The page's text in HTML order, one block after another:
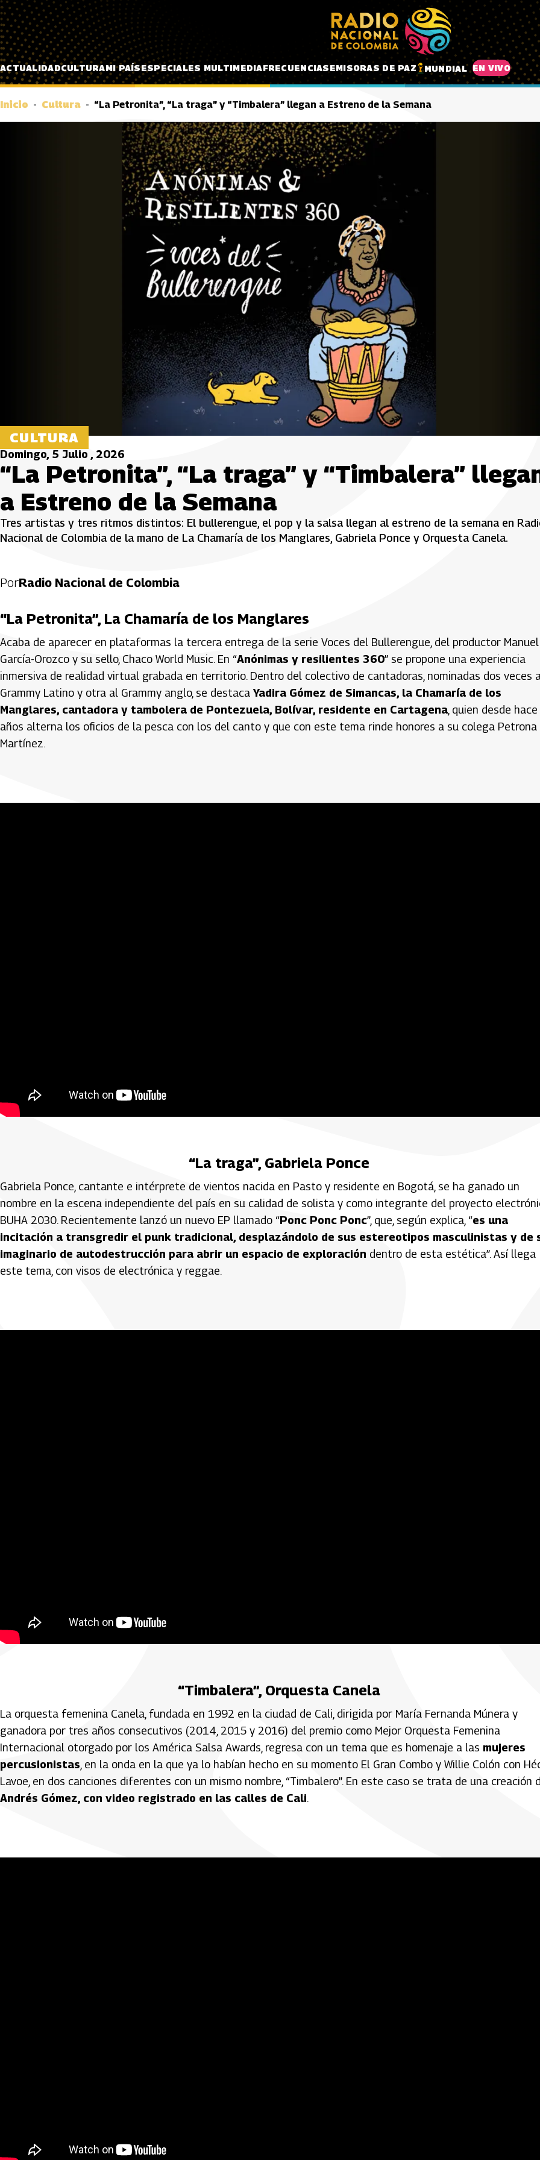
Pasar al contenido principal
ACTUALIDADCULTURAMI PAÍSESPECIALES MULTIMEDIAFRECUENCIASEMISORAS DE PAZ MUNDIAL EN VIVO
Inicio Cultura “La Petronita”, “La traga” y “Timbalera” llegan a Estreno de la Semana
CULTURA
Domingo, 5 Julio , 2026
“La Petronita”, “La traga” y “Timbalera”
a Estreno de la Semana
Tres artistas y tres ritmos distintos: El bullerengue, el pop y la salsa llegan al estreno de la semana en
Nacional de Colombia de la mano de La Chamaría de los Manglares, Gabriela Ponce y Orquesta Canela.
PorRadio Nacional de Colombia
“La Petronita”, La Chamaría de los Manglares
Acaba de aparecer en plataformas la tercera entrega de la serie Voces del Bullerengue, del productor Manuel
García-Orozco y su sello, Chaco World Music. En “Anónimas y resilientes 360” se propone una experiencia
inmersiva de realidad virtual grabada en territorio. Dentro del colectivo de cantadoras, nominadas dos veces
Grammy Latino y otra al Grammy anglo, se destacaYadira Gómez de Simancas, la Chamaría de los
Manglares, cantadora y tambolera de Pontezuela, Bolívar, residente en Cartagena , quien desde hace
años alterna los oficios de la pesca con los del canto y que con este tema rinde honores a su colega Petrona
Martínez.
“La traga”, Gabriela Ponce
Gabriela Ponce, cantante e intérprete de vientos nacida en Pasto y residente en Bogotá, se ha ganado un
nombre en la escena independiente del país en su calidad de solista y como integrante del proyecto
BUHA 2030. Recientemente lanzó un nuevo EP llamado “Ponc Ponc Ponc”, que, según explica, “es una
incitación a transgredir el punk tradicional, desplazándolo de sus estereotipos masculinistas y de
imaginario de autodestrucción para abrir un espacio de exploración dentro de esta estética”. Así llega
este tema, con visos de electrónica y reggae.
“Timbalera”, Orquesta Canela
La orquesta femenina Canela, fundada en 1992 en la ciudad de Cali, dirigida por María Fernanda Múnera y
ganadora por tres años consecutivos (2014, 2015 y 2016) del premio como Mejor Orquesta Femenina
Internacional otorgado por los América Salsa Awards, regresa con un tema que es homenaje a las mujeres
percusionistas , en la onda en la que ya lo habían hecho en su momento El Gran Combo y Willie Colón con
Lavoe, en dos canciones diferentes con un mismo nombre, “Timbalero”. En este caso se trata de una creación
Andrés Gómez, con video registrado en las calles de Cali.